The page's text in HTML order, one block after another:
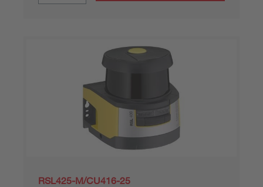
RSL425-M/CU416-25